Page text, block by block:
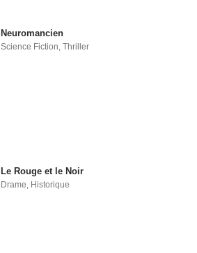
Neuromancien
Science Fiction,Thriller
Le Rouge et le Noir
Drame, Historique